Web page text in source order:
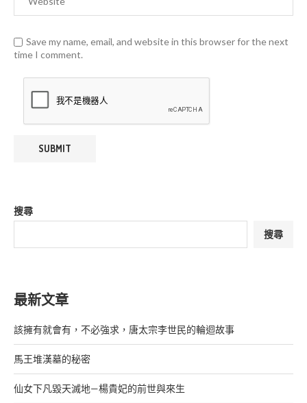
Save my name, email, and website in this browser for the next
time I comment.
搜尋
搜尋
最新文章
該擁有就會有，不必強求，唐太宗李世民的輪迴故事
馬王堆漢墓的秘密
仙女下凡毀天滅地—楊貴妃的前世與來生